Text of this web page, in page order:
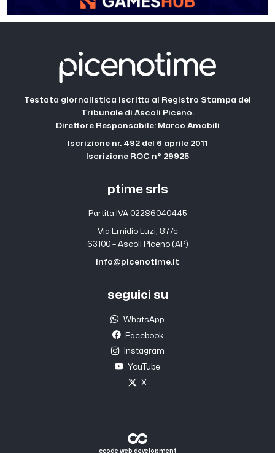
Testata giornalistica iscritta al Registro Stampa del
Tribunale di Ascoli Piceno.
Direttore Responsabile: Marco Amabili
Iscrizione nr. 492 del 6 aprile 2011
Iscrizione ROC n° 29925
ptime srls
Partita IVA 02286040445
Via Emidio Luzi, 87/c
63100 – Ascoli Piceno (AP)
info@picenotime.it
seguici su
WhatsApp
Facebook
Instagram
YouTube
X
ccode web development